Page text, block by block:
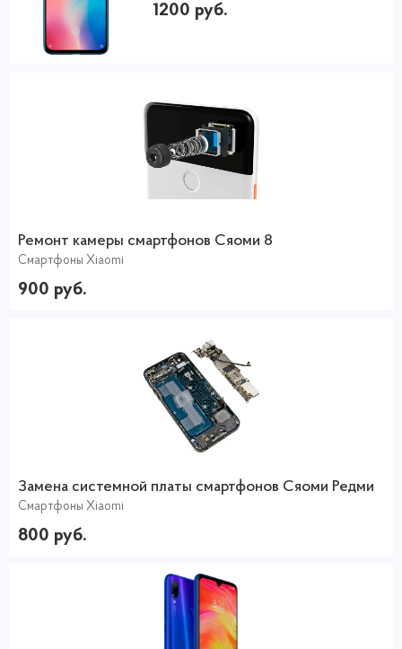
1200 руб.
Ремонт камеры смартфонов Сяоми 8
Смартфоны Xiaomi
900 руб.
Замена системной платы смартфонов Сяоми Редми
Смартфоны Xiaomi
800 руб.